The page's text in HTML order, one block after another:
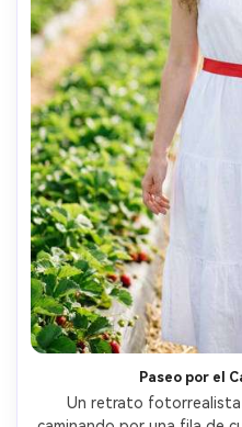
Paseo por el
Un retrato fotorrealista